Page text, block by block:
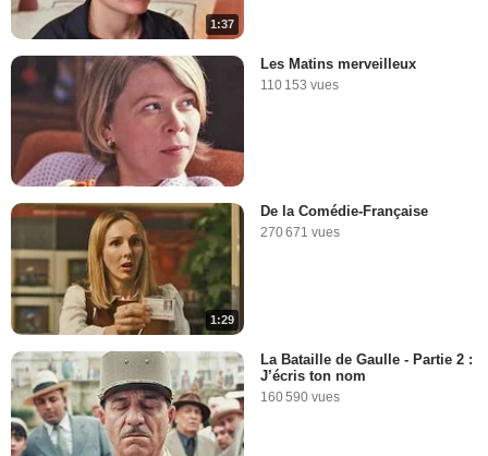
1:37
Les Matins merveilleux
110 153 vues
1:29
De la Comédie-Française
270 671 vues
La Bataille de Gaulle - Partie 2 :
J’écris ton nom
160 590 vues